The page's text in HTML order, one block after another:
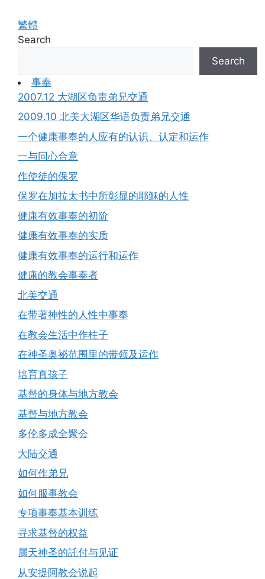
繁體
Search
Search
事奉
2007.12 大湖区负责弟兄交通
2009.10 北美大湖区华语负责弟兄交通
一个健康事奉的人应有的认识、认定和运作
一与同心合意
作使徒的保罗
保罗在加拉太书中所彰显的耶穌的人性
健康有效事奉的初阶
健康有效事奉的实质
健康有效事奉的运行和运作
健康的教会事奉者
北美交通
在带著神性的人性中事奉
在教会生活中作柱子
在神圣奥祕范围里的带领及运作
培育真孩子
基督的身体与地方教会
基督与地方教会
多伦多成全聚会
大陆交通
如何作弟兄
如何服事教会
专项事奉基本训练
寻求基督的权益
属天神圣的託付与见证
从安提阿教会说起